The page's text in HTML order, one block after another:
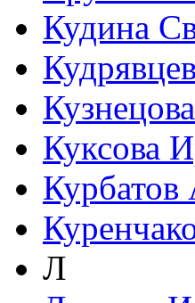
Кудина
Куксова
Курбатов
Л